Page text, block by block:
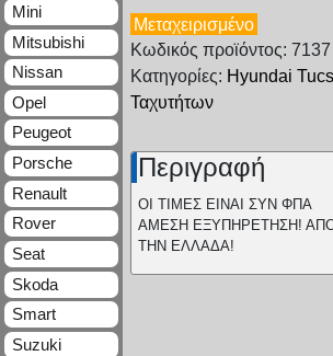
Μεταχειρισμένο
Κωδικός προϊόντος: 7137
Κατηγορίες: Hyundai
Ταχυτήτων
Περιγραφή
ΟΙ ΤΙΜΕΣ ΕΙΝΑΙ ΣΥΝ ΦΠΑ
ΑΜΕΣΗ ΕΞΥΠΗΡΕΤΗΣΗ!
ΤΗΝ ΕΛΛΑΔΑ!
Mini
Mitsubishi
Nissan
Opel
Peugeot
Porsche
Renault
Rover
Seat
Skoda
Smart
Suzuki